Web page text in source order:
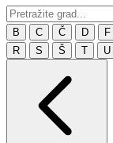
B C Č D F
R
S Š T U